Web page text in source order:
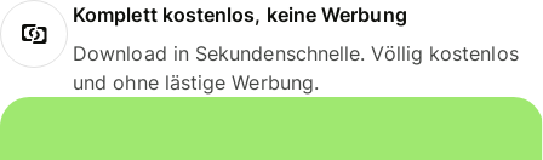
Komplett kostenlos, keine Werbung
Download in Sekundenschnelle. Völlig kostenlos
und ohne lästige Werbung.